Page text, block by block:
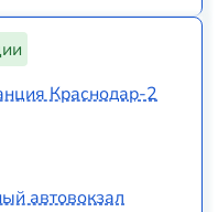
Краснодар-2
автовокзал